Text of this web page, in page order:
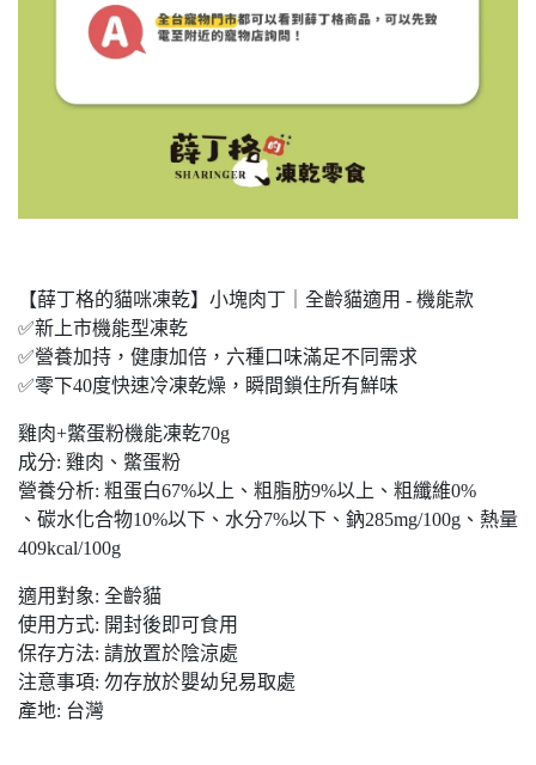
【薛丁格的貓咪凍乾】小塊肉丁｜全齡貓適用 - 機能款
✅新上市機能型凍乾
✅營養加持，健康加倍，六種口味滿足不同需求
✅零下40度快速冷凍乾燥，瞬間鎖住所有鮮味
雞肉+鱉蛋粉機能凍乾70g
成分: 雞肉、鱉蛋粉
營養分析: 粗蛋白67%以上、粗脂肪9%以上、粗纖維0%
、碳水化合物10%以下、水分7%以下、鈉285mg/100g、熱量
409kcal/100g
適用對象: 全齡貓
使用方式: 開封後即可食用
保存方法: 請放置於陰涼處
注意事項: 勿存放於嬰幼兒易取處
產地: 台灣